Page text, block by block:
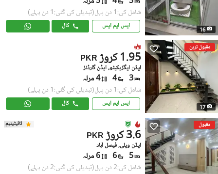
16
شامل کی:1 دن پہل (تبدیلی کی گئی:1 دن پہلے)
ایس ایم ایس کال
مقبول ترین
17
PKR 1.95 کروڑ
ایڈن ایگزیکیٹو, ایڈن گارڈنز
3
4 4 مرلہ
شامل کی:1 دن پہل (تبدیلی کی گئی:1 دن پہلے)
ایس ایم ایس کال
مقبول ٹائیٹینیم
PKR 3.6 کروڑ
ایڈن ویلی, فیصل آباد
5
6 6 مرلہ
شامل کی:2 دن پہل (تبدیلی کی گئی:2 دن پہلے)